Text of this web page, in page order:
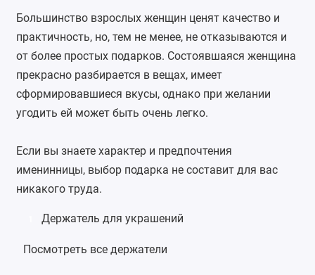
Большинство взрослых женщин ценят качество и
практичность, но, тем не менее, не отказываются и
от более простых подарков. Состоявшаяся женщина
прекрасно разбирается в вещах, имеет
сформировавшиеся вкусы, однако при желании
угодить ей может быть очень легко.
Если вы знаете характер и предпочтения
именинницы, выбор подарка не составит для вас
никакого труда.
Держатель для украшений
Посмотреть все держатели